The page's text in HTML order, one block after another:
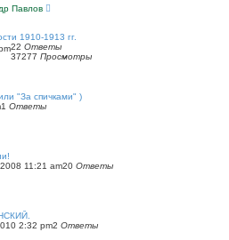
Павлов
1910-1913 гг.
22 Ответы
37277 Просмотры
"За спичками" )
1 Ответы
11:21 am20 Ответы
2:32 pm2 Ответы